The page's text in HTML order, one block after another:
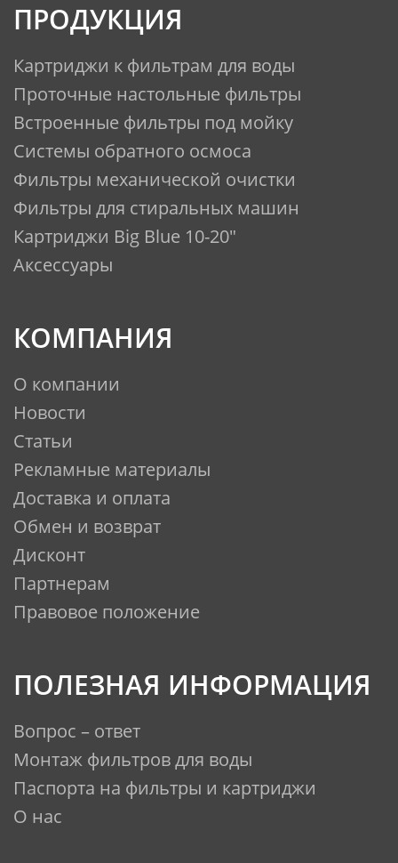
ПРОДУКЦИЯ
Картриджи к фильтрам для воды
Проточные настольные фильтры
Встроенные фильтры под мойку
Системы обратного осмоса
Фильтры механической очистки
Фильтры для стиральных машин
Картриджи Big Blue 10-20"
Аксессуары
КОМПАНИЯ
О компании
Новости
Статьи
Рекламные материалы
Доставка и оплата
Обмен и возврат
Дисконт
Партнерам
Правовое положение
ПОЛЕЗНАЯ ИНФОРМАЦИЯ
Вопрос – ответ
Монтаж фильтров для воды
Паспорта на фильтры и картриджи
О нас